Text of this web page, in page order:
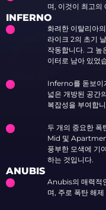
며, 이것이 최고의
INFERNO
화려한 이탈리아
라이크 2의 초기
작동합니다. 그 높
이터로 남아 있었
Inferno를 돋보이
넓은 개방된 공간
복잡성을 부여합
두 개의 중요한
Mid 및
풍부한 모색에 기
하는 것입니다.
ANUBIS
Anubis의 매력적
며, 주로 폭탄 해